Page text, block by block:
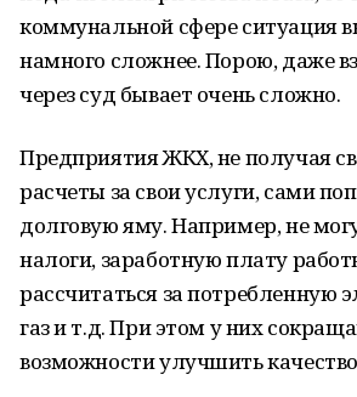
коммунальной сфере ситуация
намного сложнее. Порою, даже
через суд бывает очень сложно.
Предприятия ЖКХ, не получая
расчеты за свои услуги, сами
долговую яму. Например, не
налоги, заработную плату
рассчитаться за потребленную
газ и т.д. При этом у них
возможности улучшить